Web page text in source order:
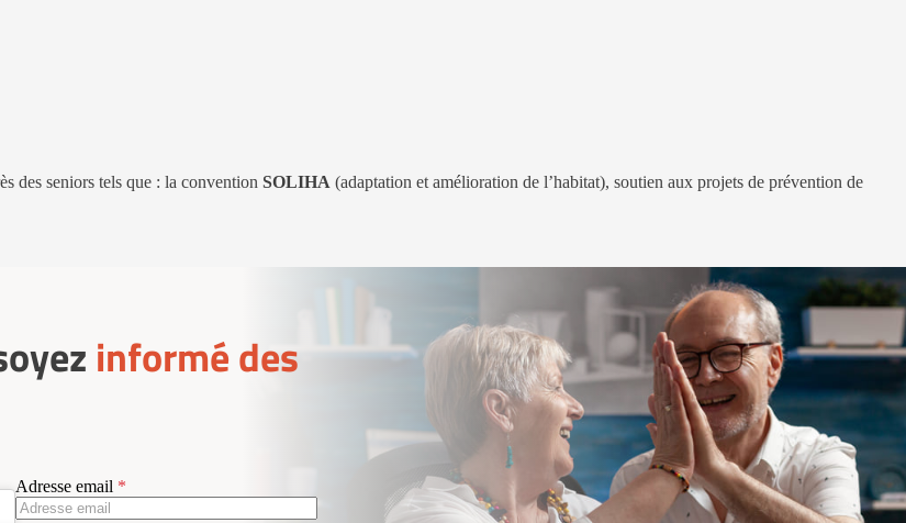
des seniors tels que : la convention SOLIHA (adaptation et amélioration de l’habitat), soutien aux projets de prévention de
informé des
Adresse email